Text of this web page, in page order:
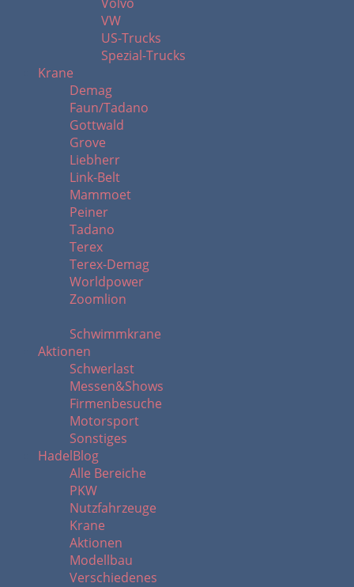
VW
US-Trucks
Spezial-Trucks
Krane
Demag
Faun/Tadano
Gottwald
Grove
Liebherr
Link-Belt
Mammoet
Peiner
Tadano
Terex
Terex-Demag
Worldpower
Zoomlion
Schwimmkrane
Aktionen
Schwerlast
Messen&Shows
Firmenbesuche
Motorsport
Sonstiges
HadelBlog
Alle Bereiche
PKW
Nutzfahrzeuge
Krane
Aktionen
Modellbau
Verschiedenes